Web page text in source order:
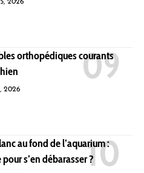
2026
orthopédiques courants
2026
au fond de l’aquarium :
s’en débarasser ?